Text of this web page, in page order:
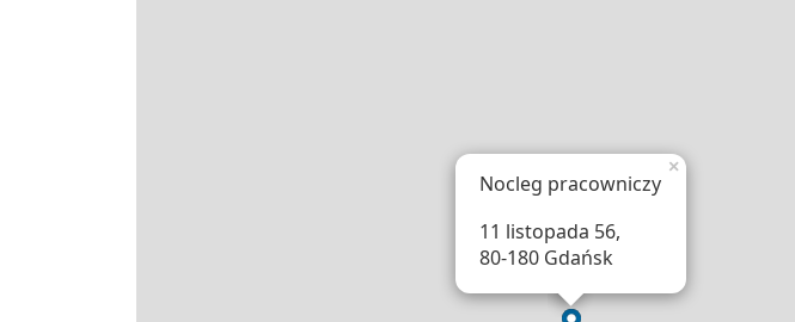
Nocleg pracowniczy
11 listopada 56,
80-180 Gdańsk
×